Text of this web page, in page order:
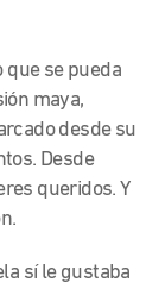
que se pueda
maya,
desde su
Desde
queridos. Y
sí le gustaba